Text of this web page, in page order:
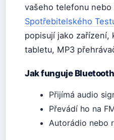
vašeho telefonu
Spotřebitelského
popisují jako zařízení,
tabletu, MP3
Jak funguje
Přijímá audio
Převádí ho na
Autorádio nebo